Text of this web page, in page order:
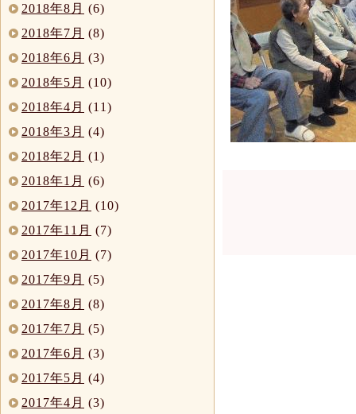
2018年8月 (6)
2018年7月 (8)
2018年6月 (3)
2018年5月 (10)
2018年4月 (11)
2018年3月 (4)
2018年2月 (1)
2018年1月 (6)
2017年12月 (10)
2017年11月 (7)
2017年10月 (7)
2017年9月 (5)
2017年8月 (8)
2017年7月 (5)
2017年6月 (3)
2017年5月 (4)
2017年4月 (3)